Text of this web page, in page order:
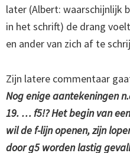
later (Albert: waarschijnlijk
in het schrift) de drang
en ander van zich af te
Zijn latere commentaar
Nog enige aantekeningen
19. … f5!? Het begin van
wil de f-lijn openen, zijn
door g5 worden lastig